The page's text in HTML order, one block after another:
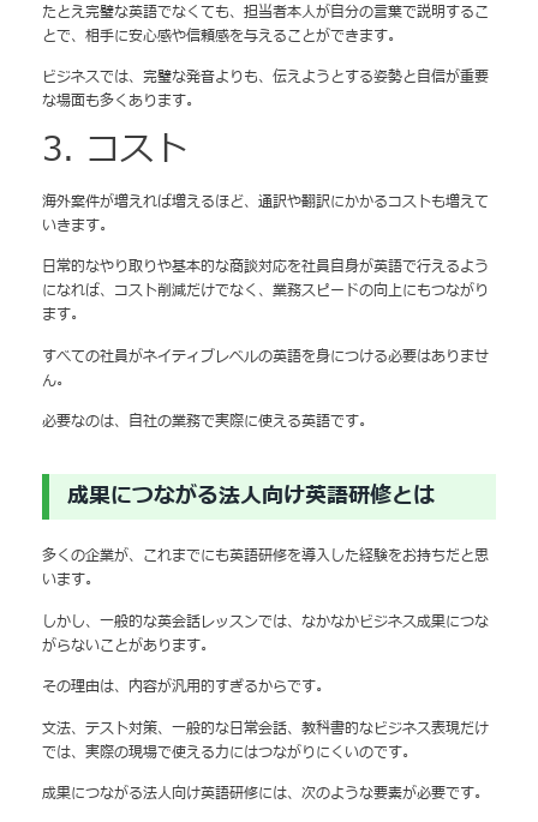
たとえ完璧な英語でなくても、担当者本人が自分の言葉で説明するこ
とで、相手に安心感や信頼感を与えることができます。
ビジネスでは、完璧な発音よりも、伝えようとする姿勢と自信が重要
な場面も多くあります。
3. コスト
海外案件が増えれば増えるほど、通訳や翻訳にかかるコストも増えて
いきます。
日常的なやり取りや基本的な商談対応を社員自身が英語で行えるよう
になれば、コスト削減だけでなく、業務スピードの向上にもつながり
ます。
すべての社員がネイティブレベルの英語を身につける必要はありませ
ん。
必要なのは、自社の業務で実際に使える英語です。
成果につながる法人向け英語研修とは
多くの企業が、これまでにも英語研修を導入した経験をお持ちだと思
います。
しかし、一般的な英会話レッスンでは、なかなかビジネス成果につな
がらないことがあります。
その理由は、内容が汎用的すぎるからです。
文法、テスト対策、一般的な日常会話、教科書的なビジネス表現だけ
では、実際の現場で使える力にはつながりにくいのです。
成果につながる法人向け英語研修には、次のような要素が必要です。